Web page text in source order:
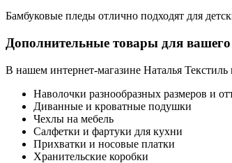
Бамбуковые пледы отлично подходят для
Дополнительные товары для
В нашем интернет-магазине Наталья
Наволочки разнообразных размеров и
Диванные и кроватные подушки
Чехлы на мебель
Салфетки и фартуки для кухни
Прихватки и носовые платки
Хранительские коробки